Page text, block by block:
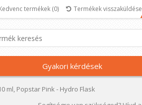
termékek (0) Termékek visszaküldése
Gyakori kérdések
ml, Popstar Pink - Hydro Flask